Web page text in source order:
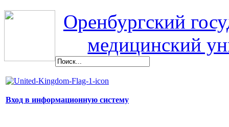
Оренбургский
медицинский
Вход в информационную систему